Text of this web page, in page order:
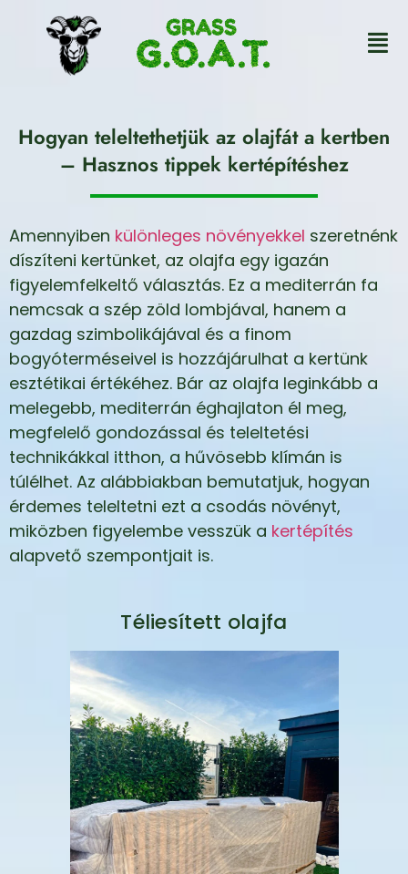
Hogyan teleltethetjük az olajfát a kertben
– Hasznos tippek kertépítéshez
Amennyiben különleges növényekkel szeretnénk
díszíteni kertünket, az olajfa egy igazán
figyelemfelkeltő választás. Ez a mediterrán fa
nemcsak a szép zöld lombjával, hanem a
gazdag szimbolikájával és a finom
bogyóterméseivel is hozzájárulhat a kertünk
esztétikai értékéhez. Bár az olajfa leginkább a
melegebb, mediterrán éghajlaton él meg,
megfelelő gondozással és teleltetési
technikákkal itthon, a hűvösebb klímán is
túlélhet. Az alábbiakban bemutatjuk, hogyan
érdemes teleltetni ezt a csodás növényt,
miközben figyelembe vesszük a kertépítés
alapvető szempontjait is.
Téliesített olajfa